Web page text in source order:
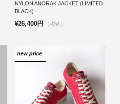
NYLON ANORAK JACKET (LIMITED
BLACK)
¥26,400円 （税込）
new price